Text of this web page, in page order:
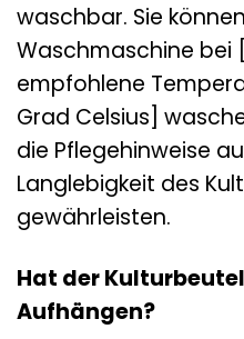
waschbar. Sie
Waschmaschine bei
empfohlene
Grad Celsius]
die Pflegehinweise
Langlebigkeit des
gewährleisten.
Hat der
Aufhängen?